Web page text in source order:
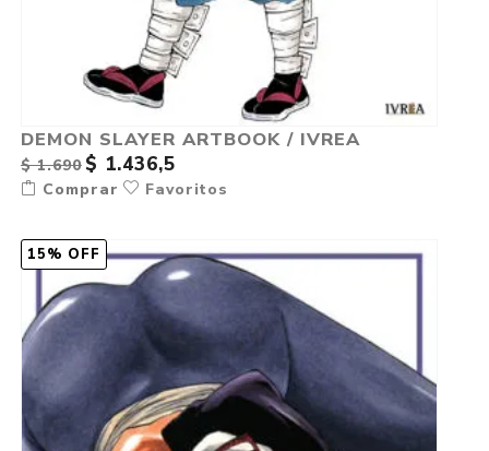
DEMON SLAYER ARTBOOK / IVREA
$ 1.690 $ 1.436,5
Comprar Favoritos
15% OFF